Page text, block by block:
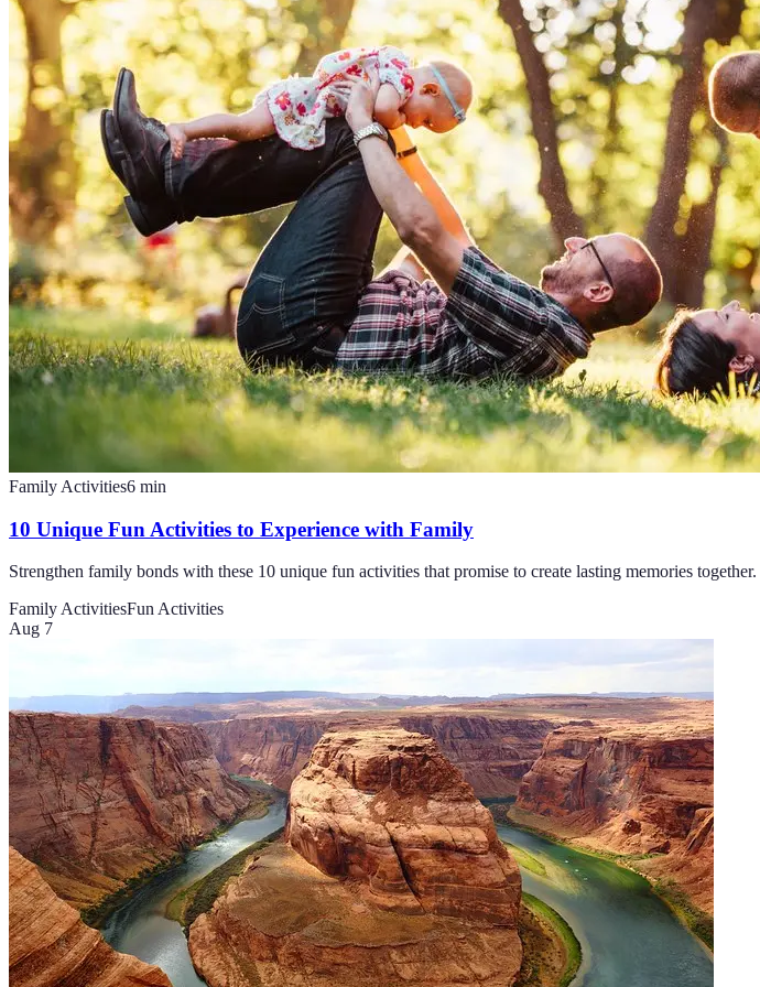
Family Activities6 min
10 Unique Fun Activities to Experience with Family
Strengthen family bonds with these 10 unique fun activities that promise to create lasting memories together.
Family ActivitiesFun Activities
Aug 7